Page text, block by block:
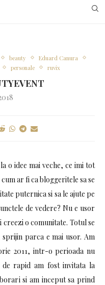
beauty
Eduard Canura
personale ruvix
o idee mai veche, ce imi tot
ar fi ca bloggeritele sa se
puternica si sa le ajute pe
de vedere? Nu e usor
creezi o comunitate. Totul se
parca e mai usor. Am
2011, intr-o perioada nu
rapid am fost invitata la
si am inceput sa prind